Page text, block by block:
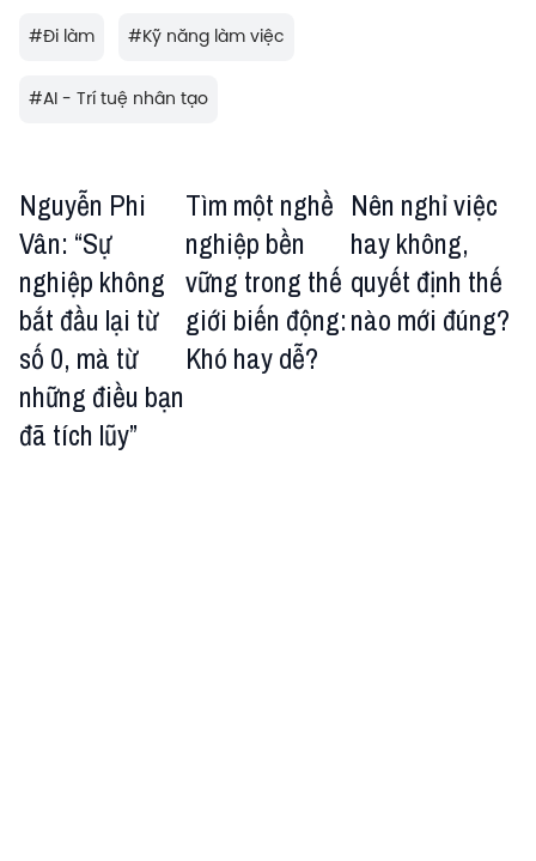
#Đi làm #Kỹ năng làm việc
#AI - Trí tuệ nhân tạo
Nguyễn Phi
Vân: “Sự
nghiệp không
bắt đầu lại từ
số 0, mà từ
những điều bạn
đã tích lũy”
Tìm một nghề
nghiệp bền
vững trong thế
giới biến động:
Khó hay dễ?
Nên nghỉ việc
hay không,
quyết định thế
nào mới đúng?